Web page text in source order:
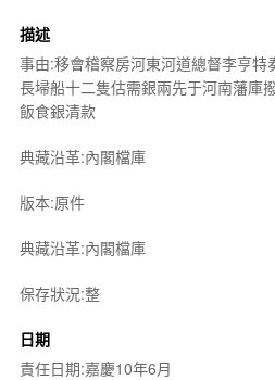
描述
事由:移會稽察房河東河道總督李亨特
長埽船十二隻估需銀兩先于河南藩庫
飯食銀清款
典藏沿革:內閣檔庫
版本:原件
典藏沿革:內閣檔庫
保存狀況:整
日期
責任日期:嘉慶10年6月